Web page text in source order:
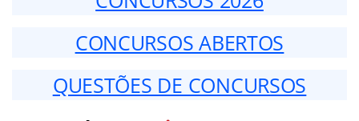
CONCURSOS ABERTOS
QUESTÕES DE CONCURSOS